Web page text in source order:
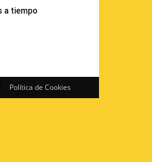
a tiempo
Política de Cookies